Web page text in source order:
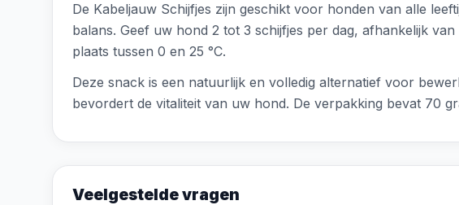
De Kabeljauw Schijfjes zijn geschikt voor honden van alle
balans. Geef uw hond 2 tot 3 schijfjes per dag, afhankelijk
plaats tussen 0 en 25 °C.
Deze snack is een natuurlijk en volledig alternatief voor
bevordert de vitaliteit van uw hond. De verpakking bevat 70
Veelgestelde vragen